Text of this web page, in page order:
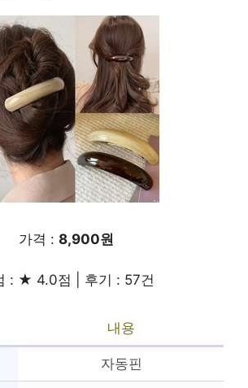
가격 : 8,900원
: ★ 4.0점 | 후기 : 57건
내용
자동핀